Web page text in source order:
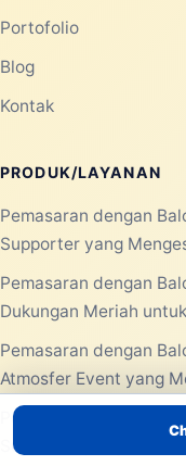
Portofolio
Blog
Kontak
PRODUK/LAYANAN
Pemasaran dengan
Supporter yang
Pemasaran dengan
Dukungan Meriah
Pemasaran dengan
Atmosfer Event yang
Pemasaran Dengan
Supporter yang Menarik